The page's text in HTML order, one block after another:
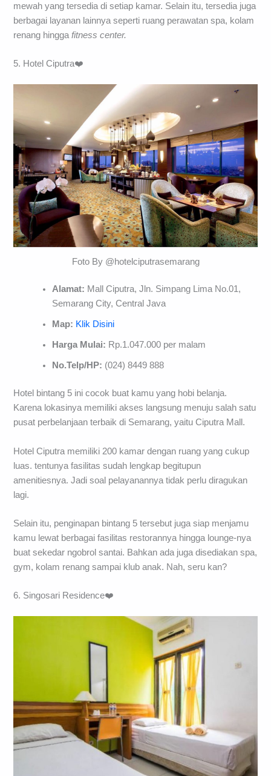
mewah yang tersedia di setiap kamar. Selain itu, tersedia juga
berbagai layanan lainnya seperti ruang perawatan spa, kolam
renang hinggafitness center.
5. Hotel Ciputra❤️
Foto By @hotelciputrasemarang
Alamat: Mall Ciputra, Jln. Simpang Lima No.01,
Semarang City, Central Java
Map: Klik Disini
Harga Mulai: Rp.1.047.000 per malam
No.Telp/HP: (024) 8449 888
Hotel bintang 5 ini cocok buat kamu yang hobi belanja.
Karena lokasinya memiliki akses langsung menuju salah satu
pusat perbelanjaan terbaik di Semarang, yaitu Ciputra Mall.
Hotel Ciputra memiliki 200 kamar dengan ruang yang cukup
luas. tentunya fasilitas sudah lengkap begitupun
amenitiesnya. Jadi soal pelayanannya tidak perlu diragukan
lagi.
Selain itu, penginapan bintang 5 tersebut juga siap menjamu
kamu lewat berbagai fasilitas restorannya hingga lounge-nya
buat sekedar ngobrol santai. Bahkan ada juga disediakan spa,
gym, kolam renang sampai klub anak. Nah, seru kan?
6. Singosari Residence❤️